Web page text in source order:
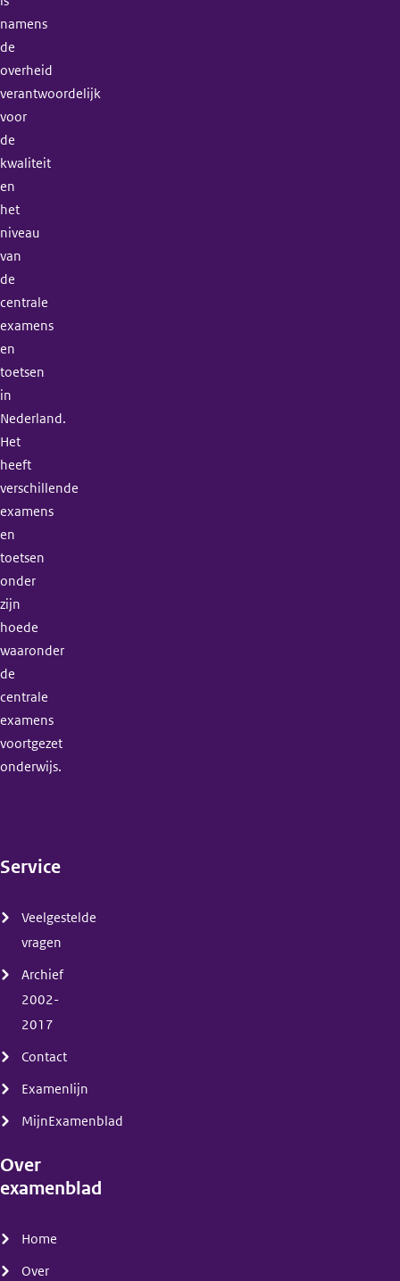
namens
de
overheid
verantwoordelijk
voor
de
kwaliteit
en
het
niveau
van
de
centrale
examens
en
toetsen
in
Nederland.
Het
heeft
verschillende
examens
en
toetsen
onder
zijn
hoede
waaronder
de
centrale
examens
voortgezet
onderwijs.
Service
Veelgestelde
vragen
Archief
2002-
2017
Contact
Examenlijn
MijnExamenblad
Over
examenblad
Home
Over